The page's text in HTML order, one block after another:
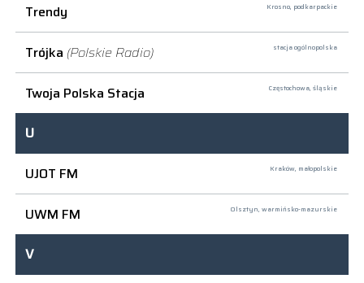
Trendy Krosno, podkarpackie
Trójka (Polskie Radio) stacja ogólnopolska
Twoja Polska Stacja Częstochowa, śląskie
U
UJOT FM
Kraków, małopolskie
UWM FM Olsztyn, warmińsko-mazurskie
V